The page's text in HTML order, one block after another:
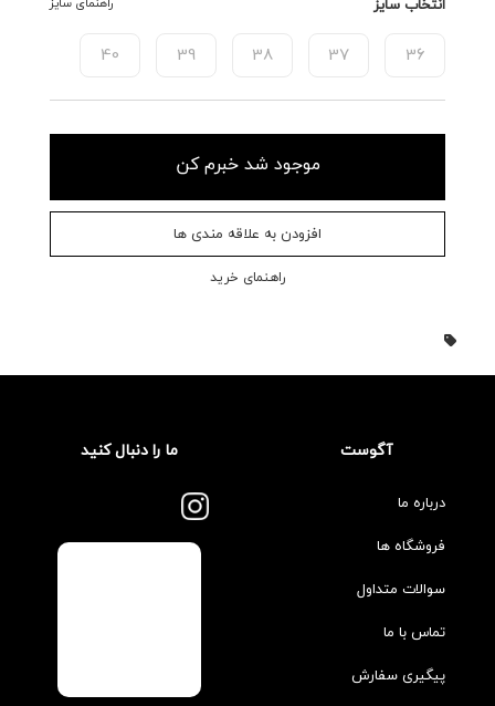
36
37
38
39
40
موجود شد خبرم کن
افزودن به علاقه مندی ها
راهنمای خرید
آگوست
درباره ما
فروشگاه ها
سوالات متداول
تماس با ما
پیگیری سفارش
ما را دنبال کنید